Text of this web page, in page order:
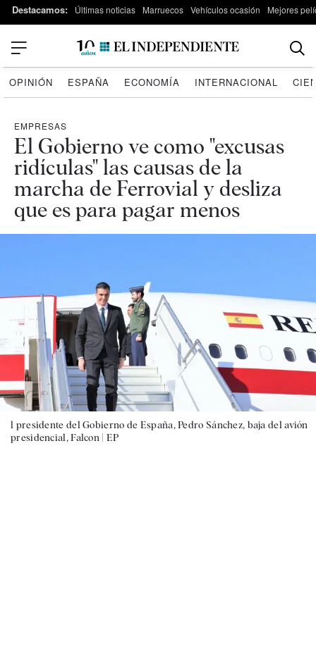
Destacamos: Últimas noticias Marruecos Vehículos ocasión Mejores
OPINIÓN ESPAÑA ECONOMÍA INTERNACIONAL
EMPRESAS
El Gobierno ve como "excusas
ridículas" las causas de la
marcha de Ferrovial y desliza
que es para pagar menos
l presidente del Gobierno de España, Pedro Sánchez, baja del avión
presidencial, Falcon | EP